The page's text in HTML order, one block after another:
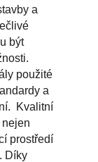
a
být
použité
a
Kvalitní
prostředí
Díky